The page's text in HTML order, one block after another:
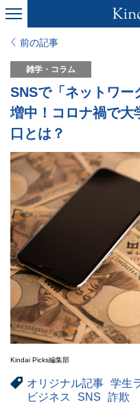
前の記事
雑学・コラム
SNSで「ネットワー
増中！コロナ禍で大
口とは？
Kindai Picks編集部
オリジナル記事 学生
ビジネス
SNS
詐欺